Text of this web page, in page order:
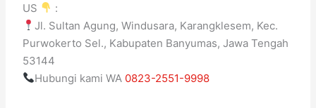
US
:
Jl. Sultan Agung, Windusara, Karangklesem, Kec.
Purwokerto Sel., Kabupaten Banyumas, Jawa Tengah
53144
Hubungi kami WA 0823-2551-9998